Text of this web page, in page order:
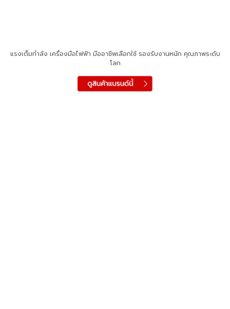
แรงเต็มกำลัง เครื่องมือไฟฟ้า มืออาชีพเลือกใช้ รองรับงานหนัก คุณภาพระดับ
โลก